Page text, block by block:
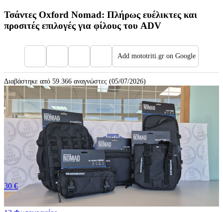
Τσάντες Oxford Nomad: Πλήρως ευέλικτες και
προσιτές επιλογές για φίλους του ADV
Add mototriti.gr on Google
Διαβάστηκε από 59.366 αναγνώστες (05/07/2026)
30 €